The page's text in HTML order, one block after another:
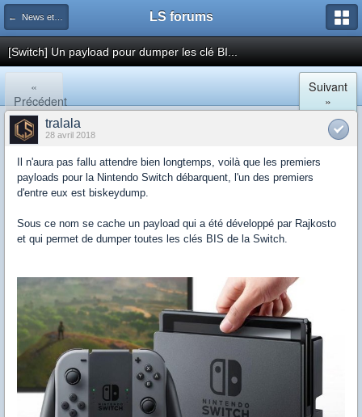
← News et actualités postées sur LS LS forums
[Switch] Un payload pour dumper les clé BI...
«
Précédent
Suivant
»
tralala
28 avril 2018
Il n'aura pas fallu attendre bien longtemps, voilà que les premiers
payloads pour la Nintendo Switch débarquent, l'un des premiers
d'entre eux est biskeydump.
Sous ce nom se cache un payload qui a été développé par Rajkosto
et qui permet de dumper toutes les clés BIS de la Switch.